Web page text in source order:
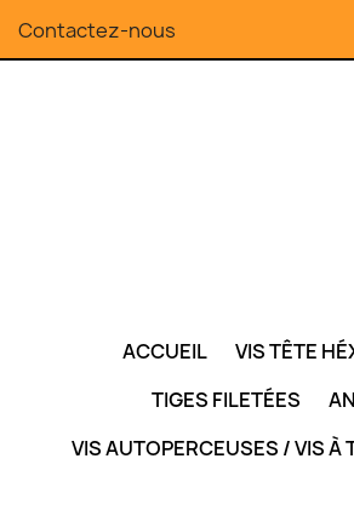
Contactez-nous
ACCUEIL
VIS TÊTE
TIGES FILETÉES
VIS AUTOPERCEUSES / VIS À